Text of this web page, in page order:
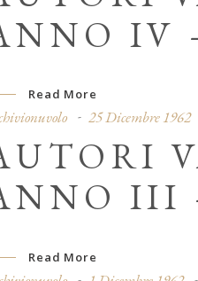
IV
Read More
25 Dicembre 1962
III
Read More